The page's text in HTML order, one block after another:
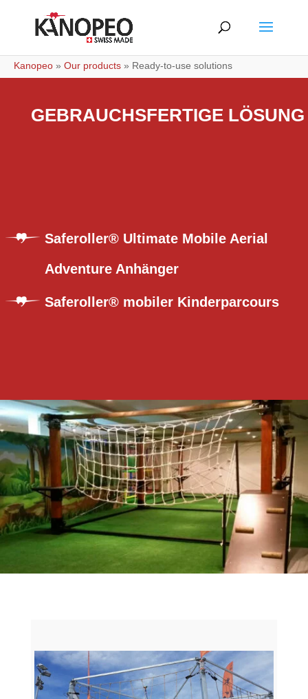
Kanopeo » Our products » Ready-to-use solutions
GEBRAUCHSFERTIGE LÖSUNG
Saferoller® Ultimate Mobile Aerial
Adventure Anhänger
Saferoller® mobiler Kinderparcours